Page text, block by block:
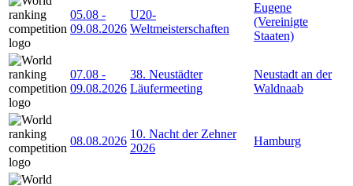
05.08 -
09.08.2026
U20-
Weltmeisterschaften
Eugene
(Vereinigte
Staaten)
07.08 -
09.08.2026
38. Neustädter
Läufermeeting
Neustadt an der
Waldnaab
08.08.2026
10. Nacht der Zehner
2026
Hamburg